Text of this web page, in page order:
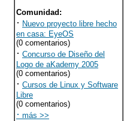
Comunidad :
· Nuevo proyecto libre hecho
en casa: EyeOS
(0 comentarios)
· Concurso de Diseño del
Logo de aKademy 2005
(0 comentarios)
· Cursos de Linux y Software
Libre
(0 comentarios)
· más >>